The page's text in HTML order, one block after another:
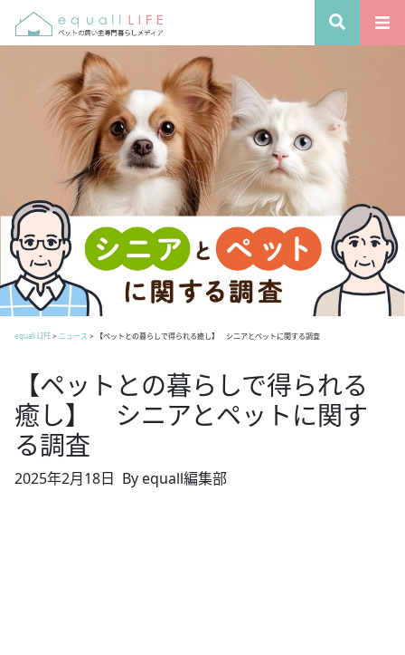
equall LIFE> ニュース > 【ペットとの暮らしで得られる癒し】 シニアとペットに関する調査
【ペットとの暮らしで得られる
癒し】 シニアとペットに関す
る調査
2025年2月18日 By equall編集部